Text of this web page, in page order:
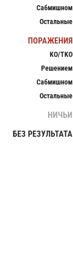
Сабмишном
Остальные
ПОРАЖЕНИЯ
KO/TKO
Решением
Сабмишном
Остальные
НИЧЬИ
БЕЗ РЕЗУЛЬТАТА